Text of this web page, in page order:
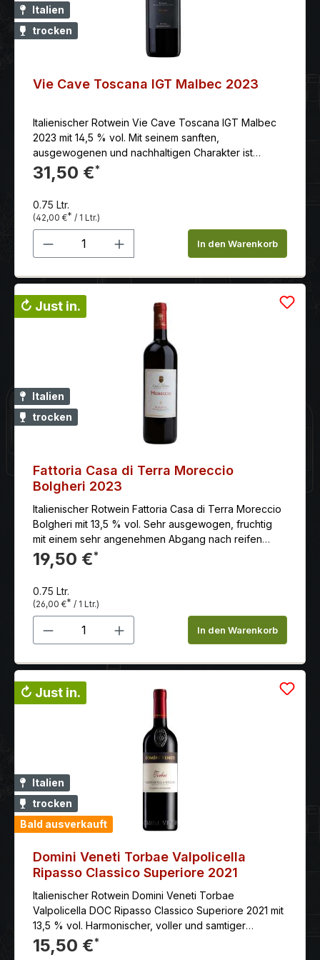
Italien
trocken
Vie Cave Toscana IGT Malbec 2023
Italienischer Rotwein Vie Cave Toscana IGT Malbec
2023 mit 14,5 % vol. Mit seinem sanften,
ausgewogenen und nachhaltigen Charakter ist
er bereits jetzt ein Trinkgenuss und wird auch in ein
paar Jahren noch viel Freude
kräftiger Pasta Salciccia.Serviertemperatur: 16.00
°CAlkoholgehalt: 14.00 %schon trinkbar: sehr
gutvorher öffnen: 1 std.lagerungsfähig bis (mind.):
2029
31,50 €*
0.75 Ltr.
(42,00 €* / 1 Ltr.)
Produkt Anzahl: Gib denIn den Warenkorb
↻ Just in.
Italien
trocken
Fattoria Casa di Terra Moreccio
Bolgheri 2023
Italienischer Rotwein Fattoria Casa di Terra Moreccio
Bolgheri mit 13,5 % vol. Sehr ausgewogen, fruchtig
mit einem sehr angenehmen Abgang nach reifen
roten Beeren.
19,50 €*
0.75 Ltr.
(26,00 €* / 1 Ltr.)
Produkt Anzahl: Gib denIn den Warenkorb
↻ Just in.
Italien
trocken
Bald ausverkauft
Domini Veneti Torbae Valpolicella
Ripasso Classico Superiore 2021
Italienischer Rotwein Domini Veneti Torbae
Valpolicella DOC Ripasso Classico Superiore 2021 mit
13,5 % vol. Harmonischer, voller und samtiger
Geschmack.
15,50 €*